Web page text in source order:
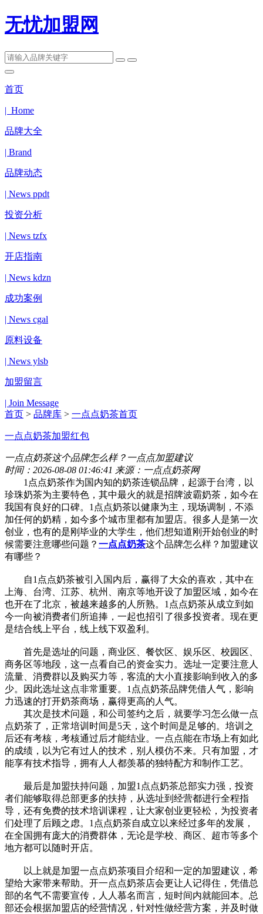
无忧加盟网
首页
| Home
品牌大全
| Brand
品牌动态
| News ppdt
投资分析
| News tzfx
开店指南
| News kdzn
成功案例
| News cgal
原料设备
| News ylsb
加盟留言
| Join Message
首页 > 品牌库 > 一点点奶茶首页
一点点奶茶加盟红包
一点点奶茶这个品牌怎么样？一点点加盟建议
时间：2026-08-08 01:46:41 来源：一点点奶茶网
1点点奶茶作为国内知的奶茶连锁品牌，起源于台湾，以
珍珠奶茶为主要特色，其中最火的就是招牌波霸奶茶，如今在
我国有良好的口碑。1点点奶茶以健康为主，现场调制，不添
加任何的奶精，如今多个城市里都有加盟店。很多人是第一次
创业，也有的是刚毕业的大学生，他们想知道刚开始创业的时
候需要注意哪些问题？ 一点点奶茶这个品牌怎么样？加盟建议
有哪些？
自1点点奶茶被引入国内后，赢得了大众的喜欢，其中在
上海、台湾、江苏、杭州、南京等地开设了加盟区域，如今在
也开在了北京，被越来越多的人所熟。1点点奶茶从成立到如
今一向被消费者们所追捧，一起也招引了很多投资者。现在更
是结合线上平台，线上线下双盈利。
首先是选址的问题，商业区、餐饮区、娱乐区、校园区、
商务区等地段，这一点看自己的资金实力。选址一定要注意人
流量、消费群以及购买力等，客流的大小直接影响到收入的多
少。因此选址这点非常重要。1点点奶茶品牌凭借人气，影响
力迅速的打开奶茶商场，赢得更高的人气。
其次是技术问题，和公司签约之后，就要学习怎么做一点
点奶茶了，正常培训时间是5天，这个时间是足够的。培训之
后还有考核，考核通过后才能结业。一点点能在市场上有如此
的成绩，以为它有过人的技术，别人模仿不来。只有加盟，才
能享有技术指导，拥有人人都羡慕的独特配方和制作工艺。
最后是加盟扶持问题，加盟1点点奶茶总部实力强，投资
者们能够取得总部更多的扶持，从选址到经营都进行全程指
导，还有免费的技术培训课程，让大家创业更轻松，为投资者
们处理了后顾之虑。1点点奶茶自成立以来经过多年的发展，
在全国拥有庞大的消费群体，无论是学校、商区、超市等多个
地方都可以随时开店。
以上就是加盟一点点奶茶项目介绍和一定的加盟建议，希
望给大家带来帮助。开一点点奶茶店会更让人记得住，凭借总
部的名气不需要宣传，人人慕名而言，短时间内就能回本。总
部还会根据加盟店的经营情况，针对性做经营方案，并及时做